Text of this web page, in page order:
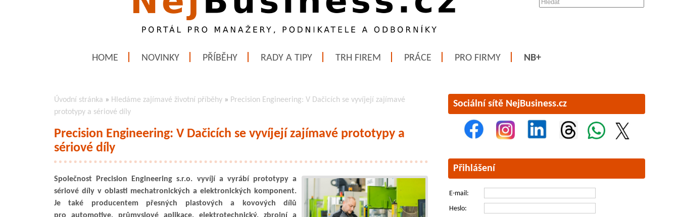
HOME NOVINKY PŘÍBĚHY RADY A TIPY TRH FIREM PRÁCE PRO FIRMY NB+
Úvodní stránka » Hledáme zajímavé životní příběhy » Precision Engineering: V Dačicích se vyvíjejí zajímavé
prototypy a sériové díly
Precision Engineering: V Dačicích se vyvíjejí zajímavé prototypy a
sériové díly
Společnost Precision Engineering s.r.o. vyvíjí a vyrábí prototypy a
sériové díly v oblasti mechatronických a elektronických komponent.
Je také producentem přesných plastových a kovových dílů
pro automotive, průmyslové aplikace, elektrotechnický, zbrojní a
Sociální sítě NejBusiness.cz
Přihlášení
E-mail:
Heslo: